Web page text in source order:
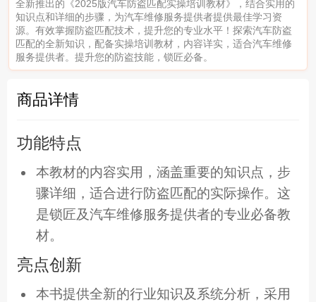
全新推出的《2025版汽车防盗匹配实操培训教材》，结合实用的
知识点和详细的步骤，为汽车维修服务提供者提供最佳学习资
源。有效掌握防盗匹配技术，提升您的专业水平！探索汽车防盗
匹配的全新知识，配备实操培训教材，内容详实，适合汽车维修
服务提供者。提升您的防盗技能，锁匠必备。
商品详情
功能特点
本教材的内容实用，涵盖重要的知识点，步
骤详细，适合进行防盗匹配的实际操作。这
是锁匠及汽车维修服务提供者的专业必备教
材。
亮点创新
本书提供全新的行业知识及系统分析，采用